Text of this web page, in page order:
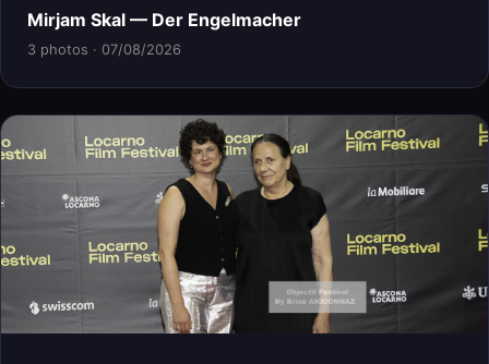
Mirjam Skal — Der Engelmacher
3 photos · 07/08/2026